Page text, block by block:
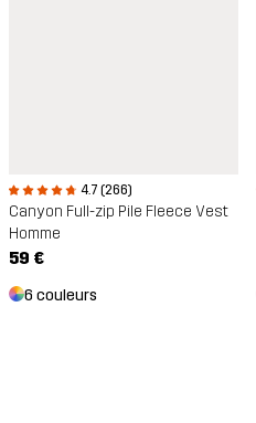
4.7 (266)
Canyon Full-zip Pile Fleece Vest
Homme
59 €
6 couleurs